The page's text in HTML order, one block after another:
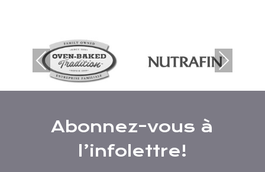
Previous Next
Abonnez-vous à
l’infolettre!